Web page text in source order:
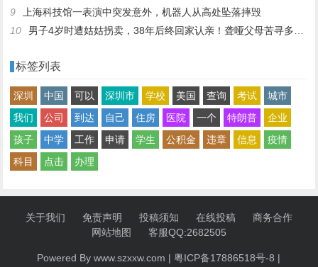
9
上海科技馆一表演中突发意外，机器人从高处坠落摔毁
10
男子4岁时遭姑姑拐卖，38年后终回家认亲！聋哑父母苦寻多年，母亲已抱憾离世丨红星寻人
标签列表
深圳 中国 可以 深圳市 学校 美国 查询 考试
城市
我们
公司 到达 自己 住房 医院 一个 特朗普
企业
孩子
中学 工作 申请 学生 公积金 违章 信息
疫情
科目
点击 办理
关于我们 免责声明 投稿须知 在线投稿
商务合作
网站地图
客服QQ:2682505
Powered By www.szxxw.com |粤ICP备17886518号-8 |